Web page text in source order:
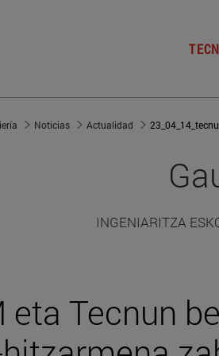
Noticias Actualidad
INGENIARITZA
eta Tecnun